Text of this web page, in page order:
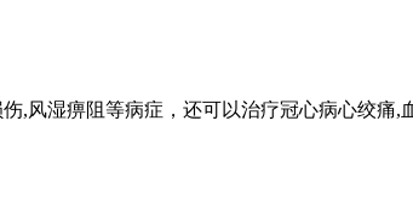
,风湿痹阻等病症，还可以治疗冠心病心绞